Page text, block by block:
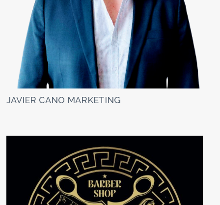
JAVIER CANO MARKETING